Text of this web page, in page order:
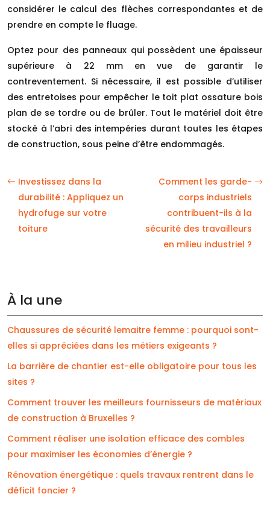
considérer le calcul des flèches correspondantes et de
prendre en compte le fluage.
Optez pour des panneaux qui possèdent une épaisseur
supérieure à 22 mm en vue de garantir le
contreventement. Si nécessaire, il est possible d’utiliser
des entretoises pour empêcher le toit plat ossature bois
plan de se tordre ou de brûler. Tout le matériel doit être
stocké à l’abri des intempéries durant toutes les étapes
de construction, sous peine d’être endommagés.
Investissez dans la
durabilité : Appliquez un
hydrofuge sur votre
toiture
Comment les garde-
corps industriels
contribuent-ils à la
sécurité des travailleurs
en milieu industriel ?
À la une
Chaussures de sécurité lemaitre femme : pourquoi sont-
elles si appréciées dans les métiers exigeants ?
La barrière de chantier est-elle obligatoire pour tous les
sites ?
Comment trouver les meilleurs fournisseurs de matériaux
de construction à Bruxelles ?
Comment réaliser une isolation efficace des combles
pour maximiser les économies d’énergie ?
Rénovation énergétique : quels travaux rentrent dans le
déficit foncier ?